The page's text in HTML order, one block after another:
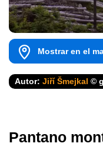
Mostrar en el
Autor: Jiří Šmejkal ©
Pantano